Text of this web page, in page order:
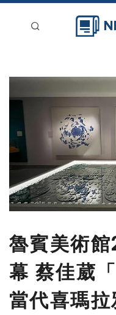
新聞稿分類
魯賓美術
幕 蔡佳葳
當代喜瑪